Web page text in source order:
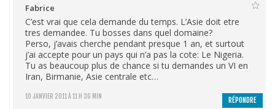
Fabrice
10 JANVIER 2011 À 11 H 36 MIN
C’est vrai que cela demande du temps. L’Asie doit etre
tres demandee. Tu bosses dans quel domaine?
Perso, j’avais cherche pendant presque 1 an, et surtout
j’ai accepte pour un pays qui n’a pas la cote: Le Nigeria.
Tu as beaucoup plus de chance si tu demandes un VI en
Iran, Birmanie, Asie centrale etc…
RÉPONDRE